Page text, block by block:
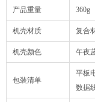
产品重量 360g
机壳材质 复合
机壳颜色 午夜
包装清单
平板
数据